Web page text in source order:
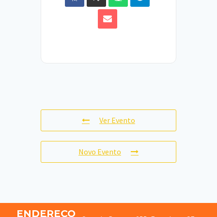
Ver Evento
Novo Evento
ENDEREÇO